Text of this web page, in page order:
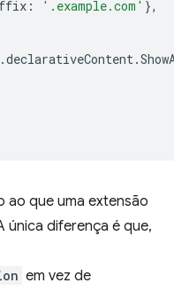
: '.example.com' },
.declarativeContent.
ao que uma extensão
única diferença é que,
em vez de